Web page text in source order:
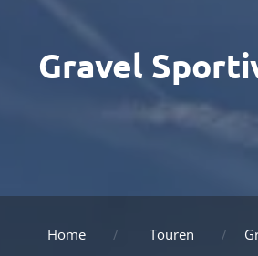
Gravel
Home Touren